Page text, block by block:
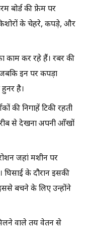
बोर्ड की फ्रेम पर
के चेहरे, कपड़े, और
काम कर रहे हैं। रबर की
इन पर कपड़ा
है।
की निगाहें टिकी रहती
से देखना अपनी आँखों
जहां मशीन पर
घिसाई के दौरान इसकी
बचने के लिए उन्होंने
वाले तय वेतन से